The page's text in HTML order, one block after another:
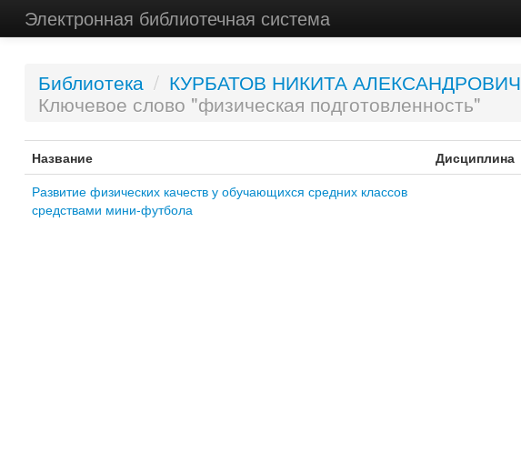
Электронная библиотечная система
Библиотека / КУРБАТОВ НИКИТА АЛЕКСАНДРОВИЧ
Ключевое слово "физическая подготовленность"
Название Дисциплина
Развитие физических качеств у обучающихся средних классов
средствами мини-футбола